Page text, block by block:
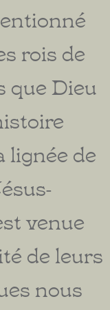
rois de
que Dieu
lignée de
venue
de leurs
nous